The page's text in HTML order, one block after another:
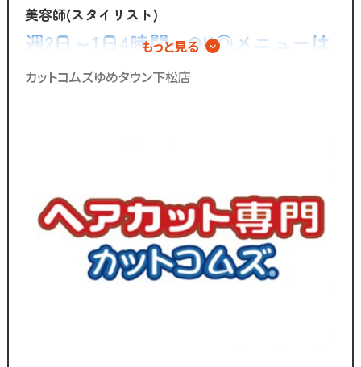
美容師(スタイリスト)
週2日～1日4時間～OK◎メニューは
カットのみ◎シャンプーやカラー、
もっと見る
カットコムズゆめタウン下松店